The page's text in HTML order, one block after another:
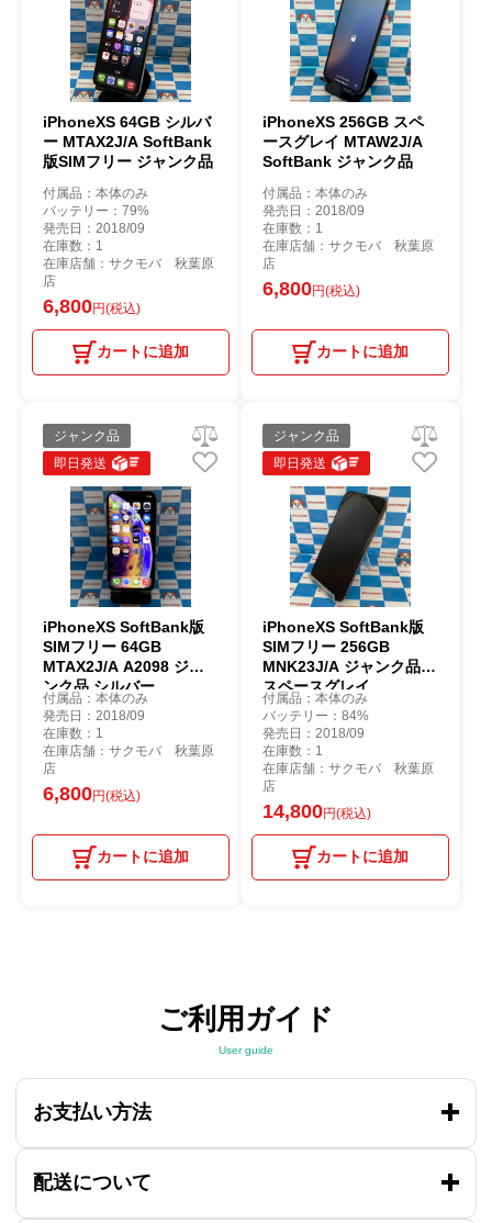
iPhoneXS 64GB シルバ
ー MTAX2J/A SoftBank
版SIMフリー ジャンク品
付属品：本体のみ
バッテリー：79%
発売日：2018/09
在庫数：1
在庫店舗：サクモバ 秋葉原
店
6,800円(税込)
カートに追加
iPhoneXS 256GB スペ
ースグレイ MTAW2J/A
SoftBank ジャンク品
付属品：本体のみ
発売日：2018/09
在庫数：1
在庫店舗：サクモバ 秋葉原
店
6,800円(税込)
カートに追加
ジャンク品
即日発送
iPhoneXS SoftBank版
SIMフリー 64GB
MTAX2J/A A2098 ジャ
ンク品 シルバー
付属品：本体のみ
発売日：2018/09
在庫数：1
在庫店舗：サクモバ 秋葉原
店
6,800円(税込)
カートに追加
ジャンク品
即日発送
iPhoneXS SoftBank版
SIMフリー 256GB
MNK23J/A ジャンク品
スペースグレイ
付属品：本体のみ
バッテリー：84%
発売日：2018/09
在庫数：1
在庫店舗：サクモバ 秋葉原
店
14,800円(税込)
カートに追加
ご利用ガイド
User guide
お支払い方法
配送について